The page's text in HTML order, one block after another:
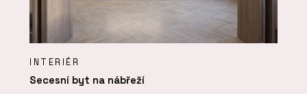
INTERIÉR
Secesní byt na nábřeží